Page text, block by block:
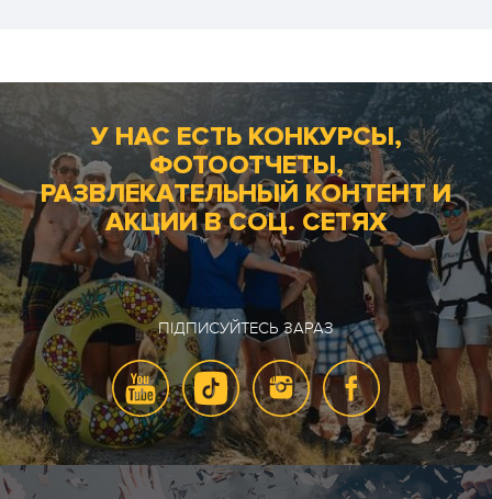
У НАС ЕСТЬ КОНКУРСЫ,
ФОТООТЧЕТЫ,
РАЗВЛЕКАТЕЛЬНЫЙ КОНТЕНТ И
АКЦИИ В СОЦ. СЕТЯХ
ПІДПИСУЙТЕСЬ ЗАРАЗ